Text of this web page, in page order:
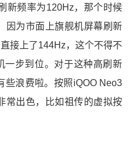
新频率为120Hz，那个时候
因为市面上旗舰机屏幕刷新
接上了144Hz，这个不得不
一步到位。对于这种高刷新
些浪费啦。按照iQOO Neo3
常出色，比如祖传的虚拟按